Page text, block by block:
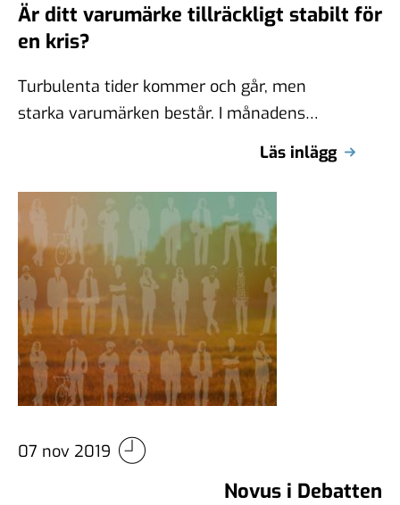
Är ditt varumärke tillräckligt stabilt för
en kris?
Turbulenta tider kommer och går, men
starka varumärken består. I månadens
Läs inlägg
07 nov 2019
Novus i Debatten